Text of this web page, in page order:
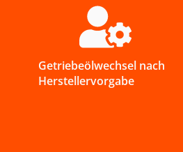
Getriebeöl­wechsel nach
Hersteller­vorgabe